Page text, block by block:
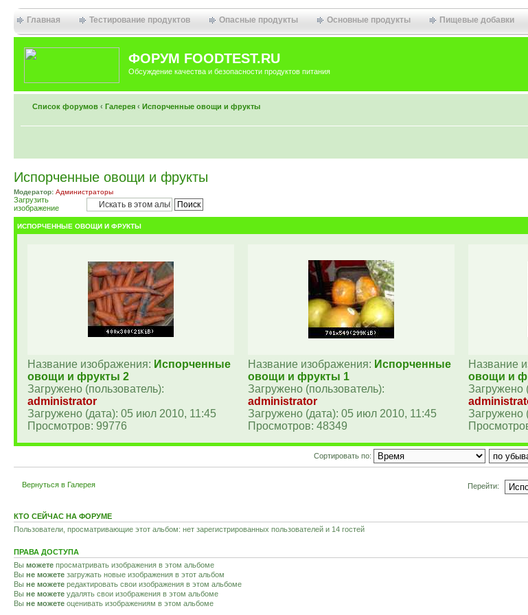
Главная Тестирование продуктов Опасные продукты Основные продукты Пищевые добавки
ФОРУМ FOODTEST.RU
Обсуждение качества и безопасности продуктов питания
Список форумов ‹ Галерея ‹ Испорченные овощи и фрукты
Испорченные овощи и фрукты
Модератор: Администраторы
Загрузить
изображение
ИСПОРЧЕННЫЕ ОВОЩИ И ФРУКТЫ
Название изображения: Испорченные
овощи и фрукты 2
Загружено (пользователь):
administrator
Загружено (дата): 05 июл 2010, 11:45
Просмотров: 99776
Название изображения: Испорченные
овощи и фрукты 1
Загружено (пользователь):
administrator
Загружено (дата): 05 июл 2010, 11:45
Просмотров: 48349
Название
овощи и
Загружено
Загружено
Сортировать по:
Вернуться в Галерея Перейти:
КТО СЕЙЧАС НА ФОРУМЕ
Пользователи, просматривающие этот альбом: нет зарегистрированных пользователей и 14 гостей
ПРАВА ДОСТУПА
Вы можете просматривать изображения в этом альбоме
Вы не можете загружать новые изображения в этот альбом
Вы не можете редактировать свои изображения в этом альбоме
Вы не можете удалять свои изображения в этом альбоме
Вы не можете оценивать изображениям в этом альбоме